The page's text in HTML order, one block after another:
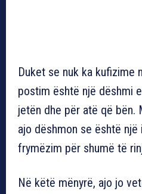
Duket se nuk ka kufizime
postim është një dëshmi
jetën dhe për atë që bën.
ajo dëshmon se është
frymëzim për shumë të
Në këtë mënyrë, ajo jo